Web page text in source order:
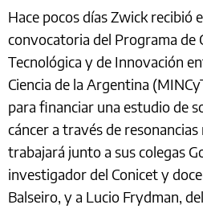
Hace pocos días Zwick recibió
convocatoria del Programa de
Tecnológica y de Innovación
Ciencia de la Argentina
para financiar una estudio de
cáncer a través de
trabajará junto a sus colegas
investigador del Conicet y
Balseiro, y a Lucio Frydman,